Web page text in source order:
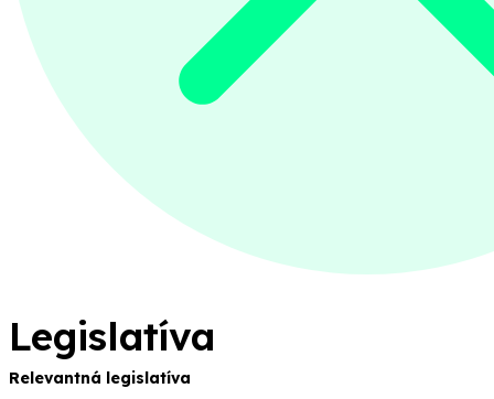
Legislatíva
Relevantná legislatíva